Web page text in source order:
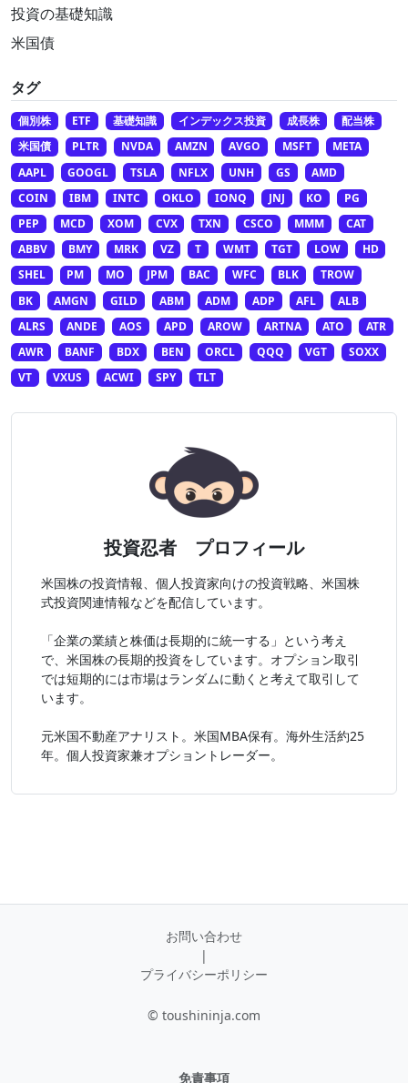
投資の基礎知識
米国債
タグ
個別株 ETF 基礎知識 インデックス投資 成長株
配当株
米国債
PLTR NVDA AMZN AVGO MSFT
META
AAPL
GOOGL TSLA NFLX UNH GS
AMD
COIN
IBM INTC OKLO IONQ JNJ KO
PG
PEP
MCD XOM CVX TXN CSCO MMM
CAT
ABBV
BMY MRK VZ T WMT TGT LOW
HD
SHEL
PM MO JPM BAC WFC BLK
TROW
BK
AMGN GILD ABM ADM ADP AFL
ALB
ALRS
ANDE AOS APD AROW ARTNA ATO
ATR
AWR
BANF BDX BEN ORCL QQQ VGT
SOXX
VT
VXUS ACWI SPY TLT
投資忍者 プロフィール
米国株の投資情報、個人投資家向けの投資戦略、米国株
式投資関連情報などを配信しています。
「企業の業績と株価は長期的に統一する」という考え
で、米国株の長期的投資をしています。オプション取引
では短期的には市場はランダムに動くと考えて取引して
います。
元米国不動産アナリスト。米国MBA保有。海外生活約25
年。個人投資家兼オプショントレーダー。
お問い合わせ
|
プライバシーポリシー
© toushininja.com
免責事項